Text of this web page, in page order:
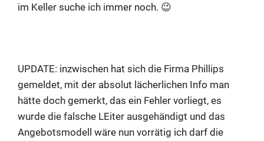
im Keller suche ich immer noch. 😉
UPDATE: inzwischen hat sich die Firma Phillips
gemeldet, mit der absolut lächerlichen Info man
hätte doch gemerkt, das ein Fehler vorliegt, es
wurde die falsche LEiter ausgehändigt und das
Angebotsmodell wäre nun vorrätig ich darf die